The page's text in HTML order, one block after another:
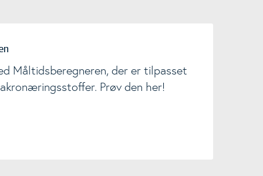
Måltidsberegneren, der er tilpasset
Prøv den her!